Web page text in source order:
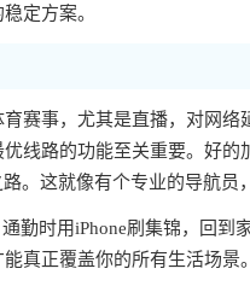
定方案。
赛事，尤其是直播，对网
线路的功能至关重要。好的
。这就像有个专业的导航员
勤时用iPhone刷集锦，回到
真正覆盖你的所有生活场